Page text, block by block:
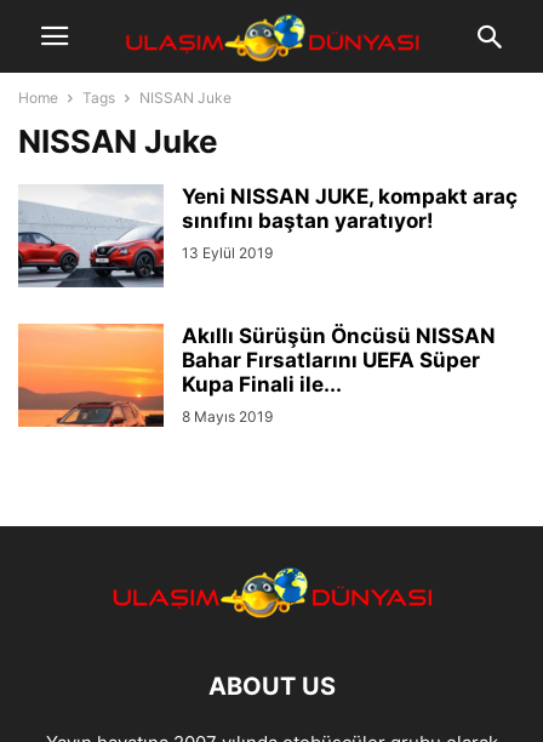
Home Tags NISSAN Juke
NISSAN Juke
Yeni NISSAN JUKE, kompakt araç
sınıfını baştan yaratıyor!
13 Eylül 2019
Akıllı Sürüşün Öncüsü NISSAN
Bahar Fırsatlarını UEFA Süper
Kupa Finali ile...
8 Mayıs 2019
ABOUT US